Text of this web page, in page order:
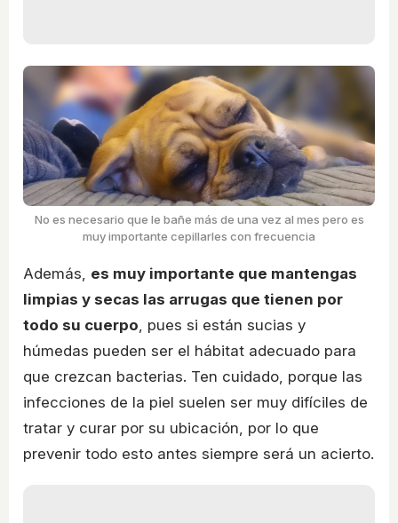
No es necesario que le bañe más de una vez al mes pero es
muy importante cepillarles con frecuencia
Además, es muy importante que mantengas
limpias y secas las arrugas que tienen por
todo su cuerpo, pues si están sucias y
húmedas pueden ser el hábitat adecuado para
que crezcan bacterias. Ten cuidado, porque las
infecciones de la piel suelen ser muy difíciles de
tratar y curar por su ubicación, por lo que
prevenir todo esto antes siempre será un acierto.